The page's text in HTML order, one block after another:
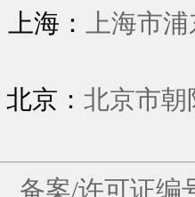
上海：
上海
北京： 北京市
备案/许可证编